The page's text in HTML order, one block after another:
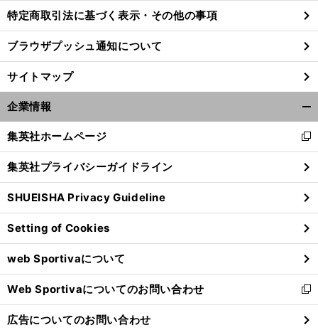
長
谷部誠
、
因縁の対決
。
ブンデス入れ替えプレーオフ初戦は痛恨のドロー
特定商取引法に基づく表示・その他の事項
ブラウザプッシュ通知について
サイトマップ
企業情報
閉
る
集英社ホームページ
新
し
い
ウ
ィ
ン
ド
ウ
で
開
く
集英社プライバシーガイドライン
SHUEISHA Privacy Guideline
Setting of Cookies
web Sportivaについて
Web Sportivaについてのお問い合わせ
新
し
い
広告についてのお問い合わせ